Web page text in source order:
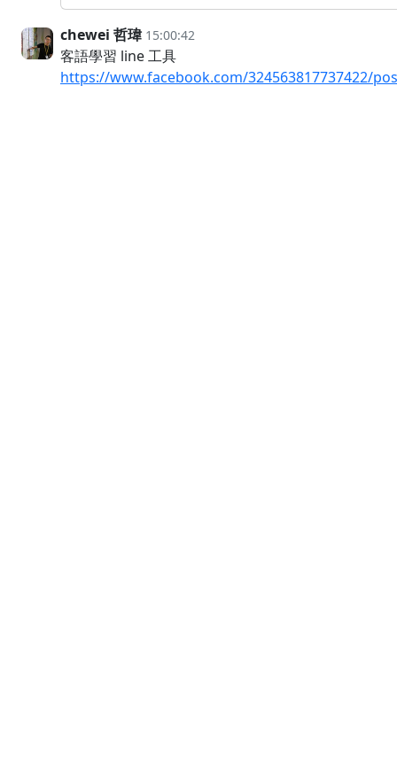
chewei 哲瑋 15:00:42
客語學習 line 工具
https://www.facebook.com/324563817737422/